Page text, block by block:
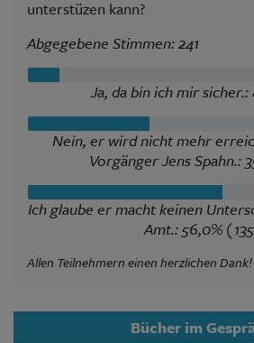
unterstüzen kann?
Abgegebene Stimmen: 241
Ja, da bin ich mir sicher.:
Nein, er wird nicht mehr
Vorgänger Jens Spahn.:
Ich glaube er macht keinen
Amt.: 56,0%
Allen Teilnehmern einen herzlichen Dank!
Bücher im